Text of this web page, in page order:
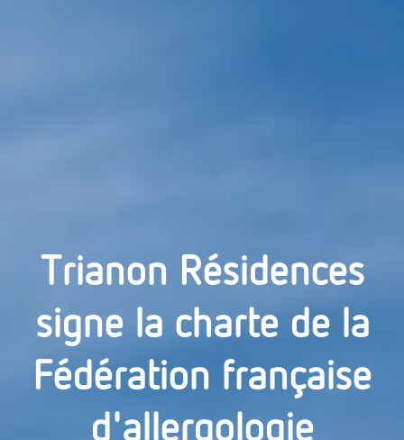
Trianon Résidences
signe la charte de la
Fédération française
d'allergologie